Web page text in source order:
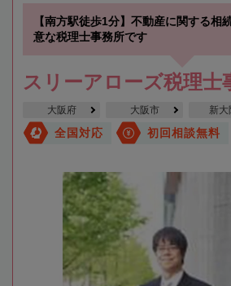
【南方駅徒歩1分】不動産に関する相
意な税理士事務所です
スリーアローズ税理士
大阪府 大阪市 新大
全国対応 初回相談無料